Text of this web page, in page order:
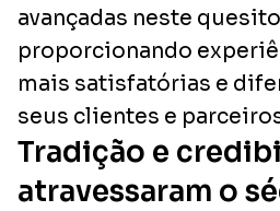
avançadas neste
proporcionando
mais satisfatórias e
seus clientes e
Tradição e
atravessaram o